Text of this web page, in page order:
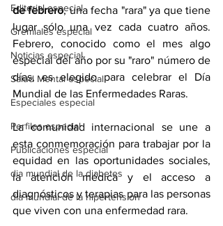
Editorial especial
Gremiales especial
Noticias especial
Salud Mental especial
Especiales especial
Perfiles especial
Publicaciones especial
dia mundial de la diabetes
dia mundial de la hipertension
de febrero, una fecha "rara" ya que tiene
lugar sólo una vez cada cuatro años.
Febrero, conocido como el mes algo
especial del año por su "raro" número de
días, es elegido para celebrar el Día
Mundial de las Enfermedades Raras.
La comunidad internacional se une a
esta conmemoración para trabajar por la
equidad en las oportunidades sociales,
la atención médica y el acceso a
diagnósticos y terapias para las personas
que viven con una enfermedad rara.